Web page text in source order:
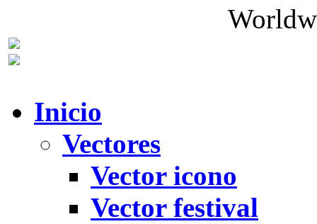
Inicio
Vectores
Vector icono
Vector festival